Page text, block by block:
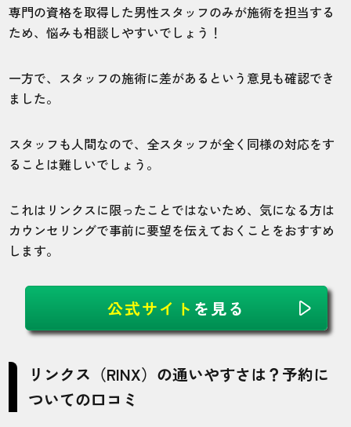
店舗 施術部位
5.0
施術
施術部位
アプリもあって当日予約できました。電話
専門の資格を取得した男性スタッフのみが施術を担当する
ため、悩みも相談しやすいでしょう！
一方で、スタッフの施術に差があるという意見も確認でき
ました。
スタッフも人間なので、全スタッフが全く同様の対応をす
ることは難しいでしょう。
これはリンクスに限ったことではないため、気になる方は
カウンセリングで事前に要望を伝えておくことをおすすめ
します。
公式サイト を見る
リンクス（RINX）の通いやすさは？予約に
ついての口コミ